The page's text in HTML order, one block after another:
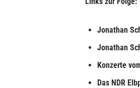
Jonathan
Jonathan
Konzerte
Das NDR